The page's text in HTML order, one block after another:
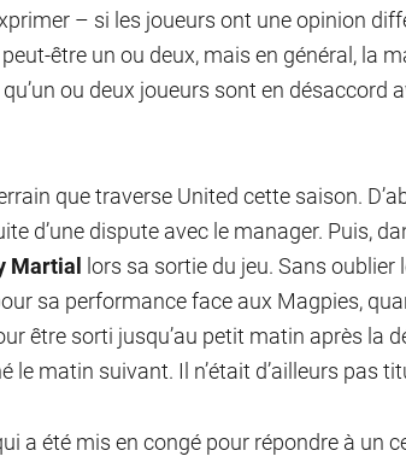
– si les joueurs ont une opinion
être un ou deux, mais en général, la
ou deux joueurs sont en désaccord
que traverse United cette saison.
d’une dispute avec le manager. Puis,
Martial lors sa sortie du jeu. Sans oublier
sa performance face aux Magpies,
être sorti jusqu’au petit matin après la
le matin suivant. Il n’était d’ailleurs pas
a été mis en congé pour répondre à un